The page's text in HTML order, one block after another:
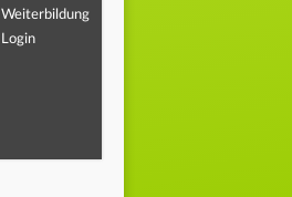
Weiterbildung
Login